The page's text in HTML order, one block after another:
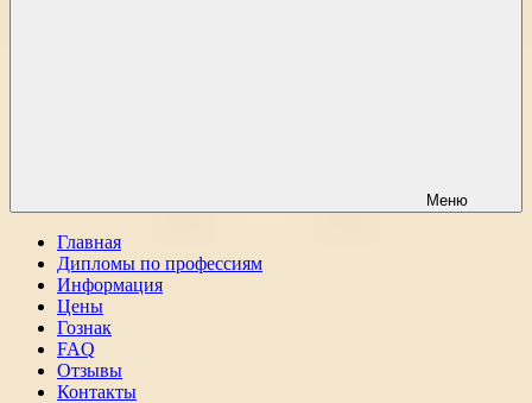
Меню
Главная
Дипломы по профессиям
Информация
Цены
Гознак
FAQ
Отзывы
Контакты